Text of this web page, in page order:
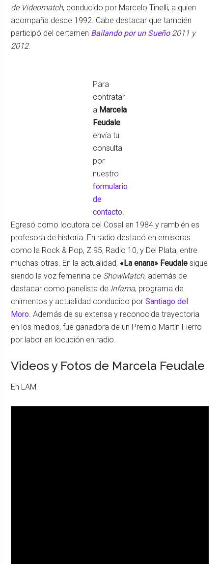
de Videomatch, conducido por Marcelo Tinelli, a quien
acompaña desde 1992. Cabe destacar que también
participó del certamen Bailando por un Sueño2011 y
2012.
Para
contratar
a Marcela
Feudale
envía tu
consulta
por
nuestro
formulario
de
contacto.
Egresó como locutora del Cosal en 1984 y rambién es
profesora de historia. En radio destacó en emisoras
como la Rock & Pop, Z 95, Radio 10, y Del Plata, entre
muchas otras. En la actualidad,«La enana» Feudale sigue
siendo la voz femenina de ShowMatch, además de
destacar como panelista de Infama, programa de
chimentos y actualidad conducido porSantiago del
Moro. Además de su extensa y reconocida trayectoria
en los medios, fue ganadora de un Premio Martín Fierro
por labor en locución en radio.
Videos y Fotos de Marcela Feudale
En LAM